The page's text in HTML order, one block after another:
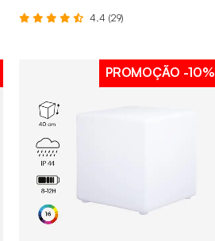
30 cm
40 cm
50 cm
4.4 (29)
PROMOÇÃO -10%